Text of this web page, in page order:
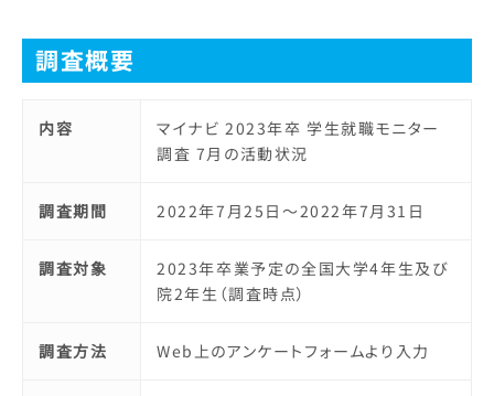
調査概要
内容
マイナビ 2023年卒 学生就職モニター
調査 7月の活動状況
調査期間 2022年7月25日～2022年7月31日
調査対象
2023年卒業予定の全国大学4年生及び
院2年生（調査時点）
調査方法 Web上のアンケートフォームより入力